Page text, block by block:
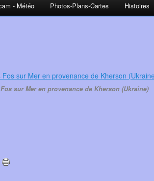
- Météo Photos-Plans-Cartes Histoires
sur Mer en provenance de Kherson (Ukraine)